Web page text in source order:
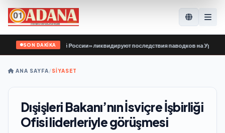
SON DAKİKA
Гвардии Единой России» ликвидируют последствия паводков на Урале и
ANA SAYFA/SİYASET
Dışişleri Bakanı’nın İsviçre İşbirliği
Ofisi liderleriyle görüşmesi